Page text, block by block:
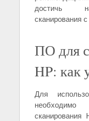
достичь
сканирования
ПО для
HP: как
Для
необходимо